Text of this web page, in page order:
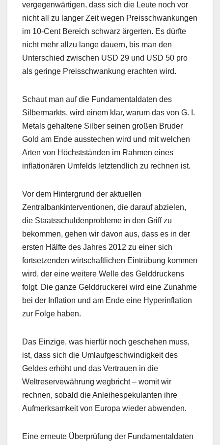
vergegenwärtigen, dass sich die Leute noch vor
nicht all zu langer Zeit wegen Preisschwankungen
im 10-Cent Bereich schwarz ärgerten. Es dürfte
nicht mehr allzu lange dauern, bis man den
Unterschied zwischen USD 29 und USD 50 pro
als geringe Preisschwankung erachten wird.
Schaut man auf die Fundamentaldaten des
Silbermarkts, wird einem klar, warum das von G. I.
Metals gehaltene Silber seinen großen Bruder
Gold am Ende ausstechen wird und mit welchen
Arten von Höchstständen im Rahmen eines
inflationären Umfelds letztendlich zu rechnen ist.
Vor dem Hintergrund der aktuellen
Zentralbankinterventionen, die darauf abzielen,
die Staatsschuldenprobleme in den Griff zu
bekommen, gehen wir davon aus, dass es in der
ersten Hälfte des Jahres 2012 zu einer sich
fortsetzenden wirtschaftlichen Eintrübung kommen
wird, der eine weitere Welle des Gelddruckens
folgt. Die ganze Gelddruckerei wird eine Zunahme
bei der Inflation und am Ende eine Hyperinflation
zur Folge haben.
Das Einzige, was hierfür noch geschehen muss,
ist, dass sich die Umlaufgeschwindigkeit des
Geldes erhöht und das Vertrauen in die
Weltreservewährung wegbricht – womit wir
rechnen, sobald die Anleihespekulanten ihre
Aufmerksamkeit von Europa wieder abwenden.
Eine erneute Überprüfung der Fundamentaldaten